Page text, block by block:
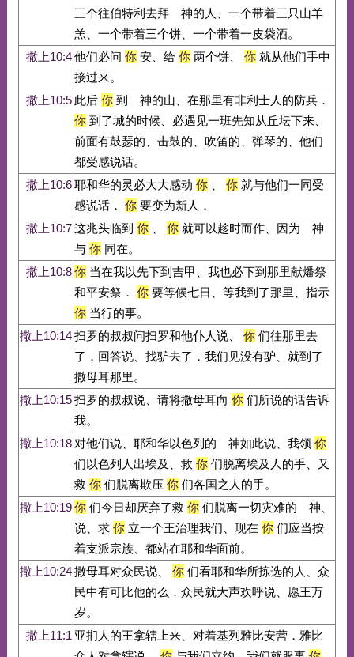
三个往伯特利去拜 神的人、一个带着三只山羊
羔、一个带着三个饼、一个带着一皮袋酒。
撒上10:4他们必问 你安、给 你两个饼、 你就从他们手中
接过来。
撒上10:5 此后 你到 神的山、在那里有非利士人的防兵．
你到了城的时候、必遇见一班先知从丘坛下来、
前面有鼓瑟的、击鼓的、吹笛的、弹琴的、他们
都受感说话。
撒上10:6耶和华的灵必大大感动 你、 你就与他们一同受
感说话． 你要变为新人．
撒上10:7这兆头临到 你、 你就可以趁时而作、因为 神
与 你同在。
撒上10:8你当在我以先下到吉甲、我也必下到那里献燔祭
和平安祭． 你要等候七日、等我到了那里、指示
你当行的事。
撒上10:14扫罗的叔叔问扫罗和他仆人说、 你们往那里去
了．回答说、找驴去了．我们见没有驴、就到了
撒母耳那里。
撒上10:15扫罗的叔叔说、请将撒母耳向 你们所说的话告诉
我。
撒上10:18 对他们说、耶和华以色列的 神如此说、我领 你
们以色列人出埃及、救 你们脱离埃及人的手、又
救 你们脱离欺压 你们各国之人的手。
撒上10:19你们今日却厌弃了救 你们脱离一切灾难的 神、
说、求 你立一个王治理我们、现在 你们应当按
着支派宗族、都站在耶和华面前。
撒上10:24撒母耳对众民说、 你们看耶和华所拣选的人、众
民中有可比他的么．众民就大声欢呼说、愿王万
岁。
撒上11:1 亚扪人的王拿辖上来、对着基列雅比安营．雅比